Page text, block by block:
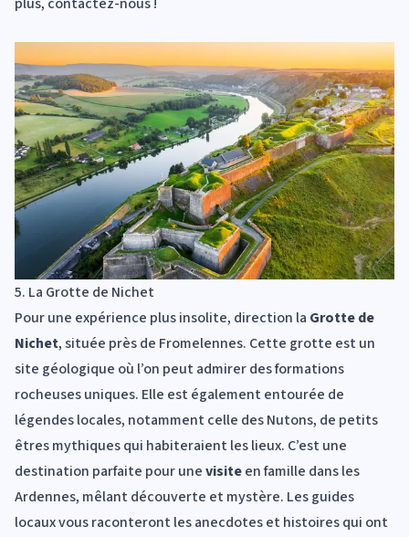
5. La Grotte de Nichet
Pour une expérience plus insolite, direction la Grotte de
Nichet, située près de Fromelennes. Cette grotte est un
site géologique où l’on peut admirer des formations
rocheuses uniques. Elle est également entourée de
légendes locales, notamment celle des Nutons, de petits
êtres mythiques qui habiteraient les lieux. C’est une
destination parfaite pour unevisiteen famille dans les
Ardennes, mêlant découverte et mystère. Les guides
locaux vous raconteront les anecdotes et histoires qui ont